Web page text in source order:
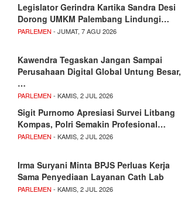
Legislator Gerindra Kartika Sandra Desi
Dorong UMKM Palembang Lindungi…
PARLEMEN - JUMAT, 7 AGU 2026
Kawendra Tegaskan Jangan Sampai
Perusahaan Digital Global Untung Besar,
…
PARLEMEN - KAMIS, 2 JUL 2026
Sigit Purnomo Apresiasi Survei Litbang
Kompas, Polri Semakin Profesional…
PARLEMEN - KAMIS, 2 JUL 2026
Irma Suryani Minta BPJS Perluas Kerja
Sama Penyediaan Layanan Cath Lab
PARLEMEN - KAMIS, 2 JUL 2026